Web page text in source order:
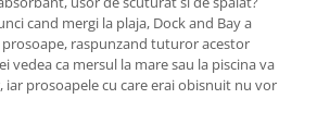
cand mergi la plaja, Dock and Bay a
raspunzand tuturor acestor
vedea ca mersul la mare sau la piscina va
prosoapele cu care erai obisnuit nu vor